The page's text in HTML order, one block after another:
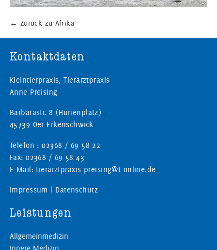
← Zurück zu Afrika
Kontaktdaten
Kleintierpraxis, Tierarztpraxis
Anne Preising
Barbarastr. 8 (Hünenplatz)
45739 Oer-Erkenschwick
Telefon : 02368 / 69 58 22
Fax: 02368 / 69 58 43
E-Mail: tierarztpraxis-preising@t-online.de
Impressum | Datenschutz
Leistungen
Allgemeinmedizin